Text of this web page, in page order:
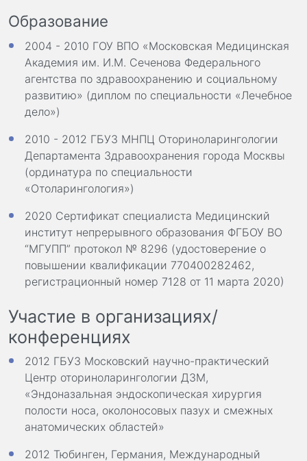
Образование
2004 - 2010 ГОУ ВПО «Московская Медицинская
Академия им. И.М. Сеченова Федерального
агентства по здравоохранению и социальному
развитию» (диплом по специальности «Лечебное
дело»)
2010 - 2012 ГБУЗ МНПЦ Оториноларингологии
Департамента Здравоохранения города Москвы
(ординатура по специальности
«Отоларингология»)
2020 Сертификат специалиста Медицинский
институт непрерывного образования ФГБОУ ВО
“МГУПП” протокол № 8296 (удостоверение о
повышении квалификации 770400282462,
регистрационный номер 7128 от 11 марта 2020)
Участие в организациях/
конференциях
2012 ГБУЗ Московский научно-практический
Центр оториноларингологии ДЗМ,
«Эндоназальная эндоскопическая хирургия
полости носа, околоносовых пазух и смежных
анатомических областей»
2012 Тюбинген, Германия, Международный